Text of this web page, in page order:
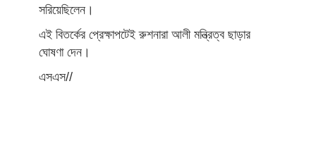
সরিয়েছিলেন।
এই বিতর্কের প্রেক্ষাপটেই রুশনারা আলী মন্ত্রিত্ব ছাড়ার
ঘোষণা দেন।
এসএস//